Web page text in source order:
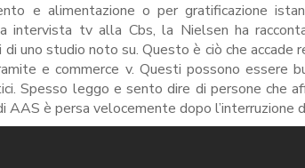
e alimentazione o per gratificazione
intervista tv alla Cbs, la Nielsen ha
uno studio noto su. Questo è ciò che
e commerce v. Questi possono essere
Spesso leggo e sento dire di persone che
è persa velocemente dopo l’interruzione